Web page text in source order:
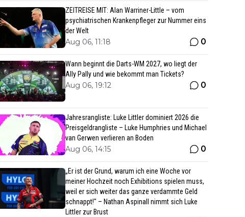
ZEITREISE MIT: Alan Warriner-Little – vom
psychiatrischen Krankenpfleger zur Nummer eins
der Welt
Aug 06, 11:18 0
Wann beginnt die Darts-WM 2027, wo liegt der
Ally Pally und wie bekommt man Tickets?
Aug 06, 19:12 0
Jahresrangliste: Luke Littler dominiert 2026 die
Preisgeldrangliste – Luke Humphries und Michael
van Gerwen verlieren an Boden
Aug 06, 14:15 0
„Er ist der Grund, warum ich eine Woche vor
meiner Hochzeit noch Exhibitions spielen muss,
weil er sich weiter das ganze verdammte Geld
schnappt!" – Nathan Aspinall nimmt sich Luke
Littler zur Brust